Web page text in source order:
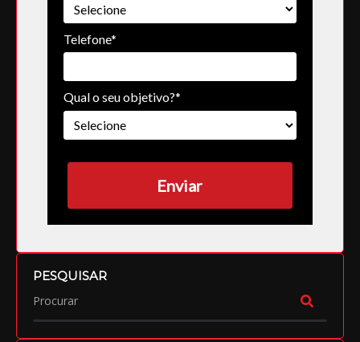
Telefone*
Qual o seu objetivo?*
Enviar
PESQUISAR